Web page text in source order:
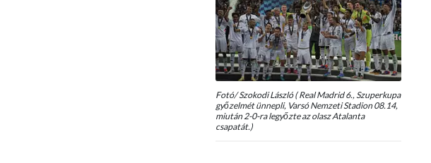
Fotó/ Szokodi László ( Real Madrid 6., Szuperkupa
győzelmét ünnepli, Varsó Nemzeti Stadion 08.14,
miután 2-0-ra legyőzte az olasz Atalanta
csapatát.)